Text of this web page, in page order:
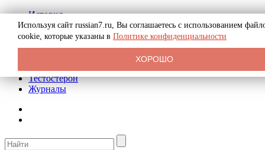
История
Биография
Криминал
Реклама на сайте
Тестостерон
Журналы
Используя сайт russian7.ru, Вы соглашаетесь с использованием
cookie, которые указаны в Политике конфиденциальности
ХОРОШО